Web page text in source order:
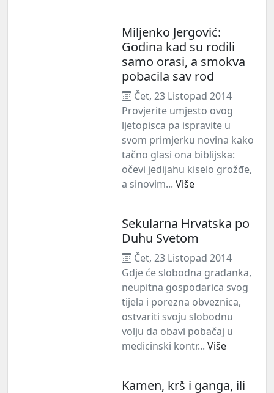
Miljenko Jergović:
Godina kad su rodili
samo orasi, a smokva
pobacila sav rod
Čet, 23 Listopad 2014
Provjerite umjesto ovog
ljetopisca pa ispravite u
svom primjerku novina kako
tačno glasi ona biblijska:
očevi jedijahu kiselo grožđe,
a sinovim... Više
Sekularna Hrvatska po
Duhu Svetom
Čet, 23 Listopad 2014
Gdje će slobodna građanka,
neupitna gospodarica svog
tijela i porezna obveznica,
ostvariti svoju slobodnu
volju da obavi pobačaj u
medicinski kontr... Više
Kamen, krš i ganga, ili